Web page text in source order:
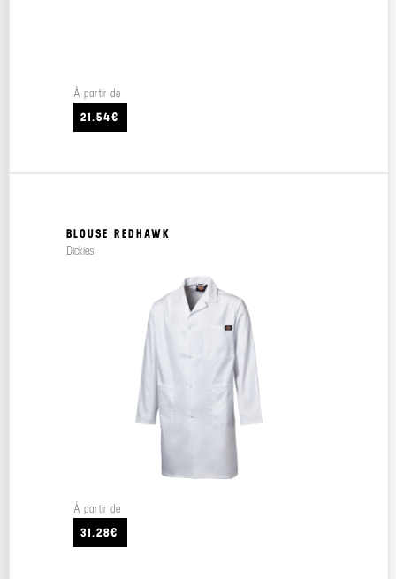
À partir de
21.54€
BLOUSE REDHAWK
Dickies
À partir de
31.28€